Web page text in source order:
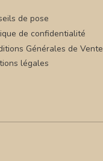
de pose
de confidentialité
Générales de Vente
légales